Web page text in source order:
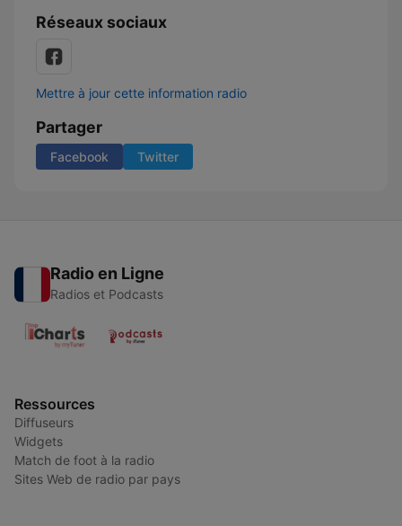
Réseaux sociaux
Mettre à jour cette information radio
Partager
Facebook Twitter
Radio en Ligne
Radios et Podcasts
Ressources
Diffuseurs
Widgets
Match de foot à la radio
Sites Web de radio par pays